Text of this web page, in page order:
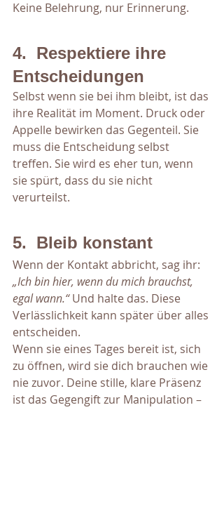
Keine Belehrung, nur Erinnerung.
4.  Respektiere ihre
Entscheidungen
Selbst wenn sie bei ihm bleibt, ist das
ihre Realität im Moment. Druck oder
Appelle bewirken das Gegenteil. Sie
muss die Entscheidung selbst
treffen. Sie wird es eher tun, wenn
sie spürt, dass du sie nicht
verurteilst.
5.  Bleib konstant
Wenn der Kontakt abbricht, sag ihr:
„Ich bin hier, wenn du mich brauchst,
egal wann.“ Und halte das. Diese
Verlässlichkeit kann später über alles
entscheiden.
Wenn sie eines Tages bereit ist, sich
zu öffnen, wird sie dich brauchen wie
nie zuvor. Deine stille, klare Präsenz
ist das Gegengift zur Manipulation –